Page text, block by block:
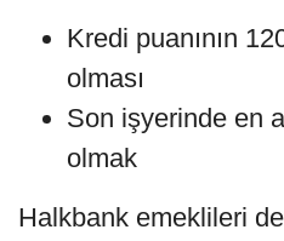
Kredi puanının
olması
Son işyerinde en
olmak
Halkbank emeklileri